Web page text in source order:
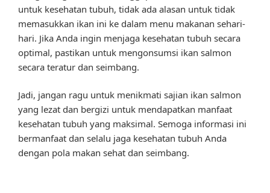
untuk kesehatan tubuh, tidak ada alasan untuk tidak
memasukkan ikan ini ke dalam menu makanan sehari-
hari. Jika Anda ingin menjaga kesehatan tubuh secara
optimal, pastikan untuk mengonsumsi ikan salmon
secara teratur dan seimbang.
Jadi, jangan ragu untuk menikmati sajian ikan salmon
yang lezat dan bergizi untuk mendapatkan manfaat
kesehatan tubuh yang maksimal. Semoga informasi ini
bermanfaat dan selalu jaga kesehatan tubuh Anda
dengan pola makan sehat dan seimbang.